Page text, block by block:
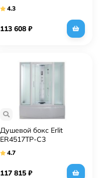
4.3
113 608 ₽
Душевой бокс Erlit
ER4517TP-C3
4.7
117 815 ₽